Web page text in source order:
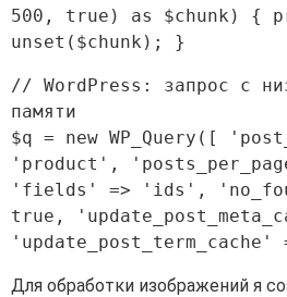
500, true) as $chunk) {
// WordPress: запрос с
памяти
$q = new WP_Query([
'product',
'fields' => 'ids',
true,
Для обработки изображений я